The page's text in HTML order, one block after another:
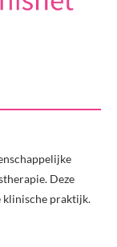
Deze
klinische praktijk.